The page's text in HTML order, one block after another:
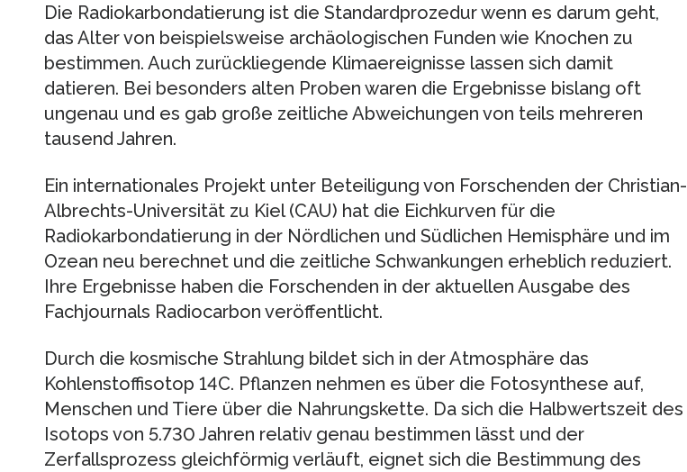
Die Radiokarbondatierung ist die Standardprozedur wenn es darum geht,
das Alter von beispielsweise archäologischen Funden wie Knochen zu
bestimmen. Auch zurückliegende Klimaereignisse lassen sich damit
datieren. Bei besonders alten Proben waren die Ergebnisse bislang oft
ungenau und es gab große zeitliche Abweichungen von teils mehreren
tausend Jahren.
Ein internationales Projekt unter Beteiligung von Forschenden der Christian-
Albrechts-Universität zu Kiel (CAU) hat die Eichkurven für die
Radiokarbondatierung in der Nördlichen und Südlichen Hemisphäre und im
Ozean neu berechnet und die zeitliche Schwankungen erheblich reduziert.
Ihre Ergebnisse haben die Forschenden in der aktuellen Ausgabe des
Fachjournals Radiocarbon veröffentlicht.
Durch die kosmische Strahlung bildet sich in der Atmosphäre das
Kohlenstoffisotop 14C. Pflanzen nehmen es über die Fotosynthese auf,
Menschen und Tiere über die Nahrungskette. Da sich die Halbwertszeit des
Isotops von 5.730 Jahren relativ genau bestimmen lässt und der
Zerfallsprozess gleichförmig verläuft, eignet sich die Bestimmung des